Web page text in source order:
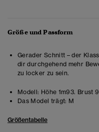
Größe und Passform
Gerader Schnitt – der
dir durchgehend mehr
zu locker zu sein.
Modell: Höhe 1m93. Brust
Das Model trägt: M
Größentabelle